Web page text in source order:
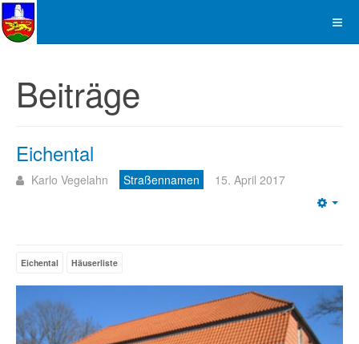
Beiträge
Eichental
Karlo Vegelahn Straßennamen 15. April 2017
Eichental Häuserliste